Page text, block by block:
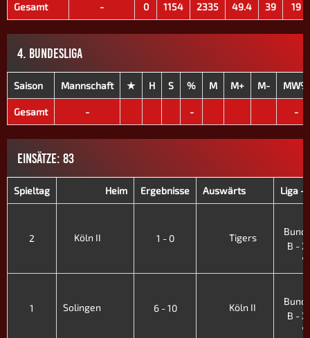
Gesamt - 0 1154 2335 49.4 39 19
4. BUNDESLIGA
Saison Mannschaft ★ H S % M M+ M- MW%
Gesamt - - -
EINSÄTZE: 83
Spieltag Heim Ergebnisse Auswärts Liga -
2 Köln II 1 - 0 Tigers
B -
1 Solingen 6 - 10 Köln II
B -